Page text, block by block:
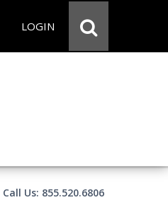
LOGIN
Call Us: 855.520.6806